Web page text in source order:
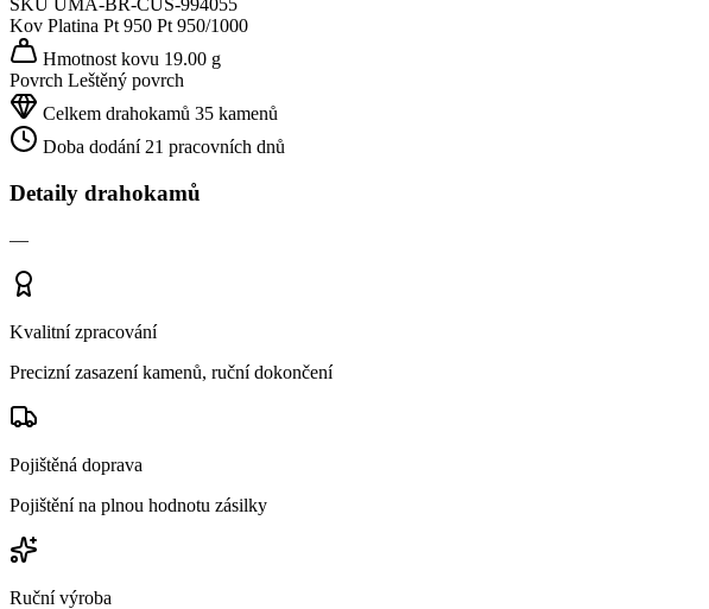
SKU UMA-BR-CUS-994055
Kov Platina Pt 950 Pt 950/1000
Hmotnost kovu 19.00 g
Povrch Leštěný povrch
Celkem drahokamů 35 kamenů
Doba dodání 21 pracovních dnů
Detaily drahokamů
—
Kvalitní zpracování
Precizní zasazení kamenů, ruční dokončení
Pojištěná doprava
Pojištění na plnou hodnotu zásilky
Ruční výroba